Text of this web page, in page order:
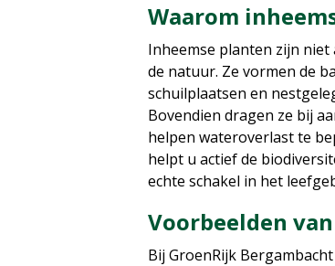
Waarom
Inheemse planten zijn
de natuur. Ze vormen de
schuilplaatsen en
Bovendien dragen ze bij
helpen wateroverlast te
helpt u actief de
echte schakel in het
Voorbeelden
Bij GroenRijk